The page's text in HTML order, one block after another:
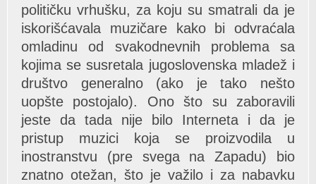
političku vrhušku, za koju su smatrali da je
iskorišćavala muzičare kako bi odvraćala
omladinu od svakodnevnih problema sa
kojima se susretala jugoslovenska mladež i
društvo generalno (ako je tako nešto
uopšte postojalo). Ono što su zaboravili
jeste da tada nije bilo Interneta i da je
pristup muzici koja se proizvodila u
inostranstvu (pre svega na Zapadu) bio
znatno otežan, što je važilo i za nabavku